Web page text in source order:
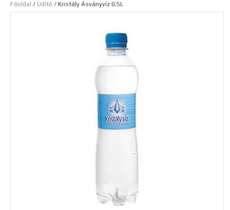
Főoldal / Üdítő / Kristály Ásványvíz 0,5L